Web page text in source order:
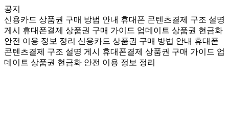
공지
신용카드 상품권 구매 방법 안내 휴대폰 콘텐츠결제 구조 설명
게시
휴대폰결제 상품권 구매 가이드 업데이트 상품권 현금화
안전 이용 정보 정리 신용카드 상품권 구매 방법 안내 휴대폰
콘텐츠결제 구조 설명 게시
휴대폰결제 상품권 구매 가이드 업
데이트 상품권 현금화 안전 이용 정보 정리